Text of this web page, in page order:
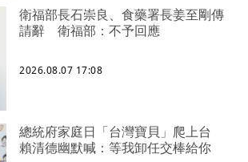
衛福部長石崇良、食藥署長姜至剛傳
請辭 衛福部：不予回應
2026.08.07 17:08
總統府家庭日「台灣寶貝」爬上台
賴清德幽默喊：等我卸任交棒給你